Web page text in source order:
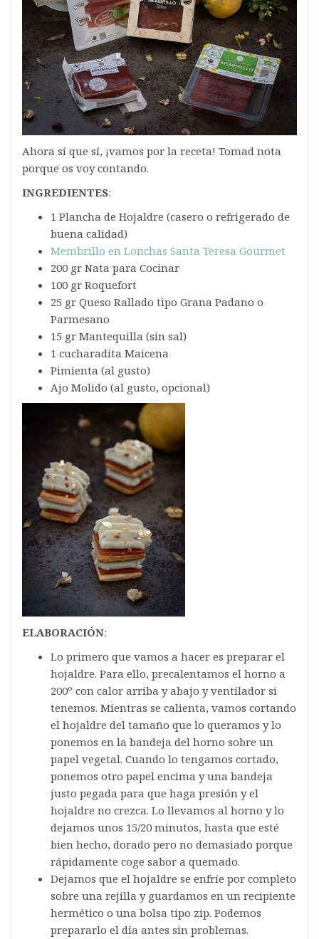
Ahora sí que sí, ¡vamos por la receta! Tomad nota
porque os voy contando.
INGREDIENTES:
1 Plancha de Hojaldre (casero o refrigerado de
buena calidad)
Membrillo en Lonchas Santa Teresa Gourmet
200 gr Nata para Cocinar
100 gr Roquefort
25 gr Queso Rallado tipo Grana Padano o
Parmesano
15 gr Mantequilla (sin sal)
1 cucharadita Maicena
Pimienta (al gusto)
Ajo Molido (al gusto, opcional)
ELABORACIÓN:
Lo primero que vamos a hacer es preparar el
hojaldre. Para ello, precalentamos el horno a
200º con calor arriba y abajo y ventilador si
tenemos. Mientras se calienta, vamos cortando
el hojaldre del tamaño que lo queramos y lo
ponemos en la bandeja del horno sobre un
papel vegetal. Cuando lo tengamos cortado,
ponemos otro papel encima y una bandeja
justo pegada para que haga presión y el
hojaldre no crezca. Lo llevamos al horno y lo
dejamos unos 15/20 minutos, hasta que esté
bien hecho, dorado pero no demasiado porque
rápidamente coge sabor a quemado.
Dejamos que el hojaldre se enfríe por completo
sobre una rejilla y guardamos en un recipiente
hermético o una bolsa tipo zip. Podemos
prepararlo el día antes sin problemas.